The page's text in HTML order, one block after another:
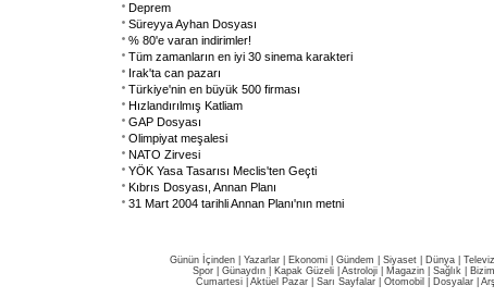
Deprem
Süreyya Ayhan Dosyası
% 80'e varan indirimler!
Tüm zamanların en iyi 30 sinema karakteri
Irak'ta can pazarı
Türkiye'nin en büyük 500 firması
Hızlandırılmış Katliam
GAP Dosyası
Olimpiyat meşalesi
NATO Zirvesi
YÖK Yasa Tasarısı Meclis'ten Geçti
Kıbrıs Dosyası, Annan Planı
31 Mart 2004 tarihli Annan Planı'nın metni
Günün İçinden Yazarlar Ekonomi Gündem Siyaset Dünya |
Spor
Günaydın Kapak Güzeli Astroloji Magazin Sağlık
Cumartesi| Aktüel Pazar| Sarı Sayfalar| Otomobil Dosyalar|